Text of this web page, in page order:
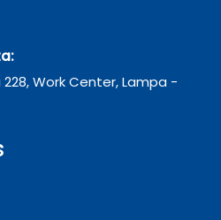
228, Work Center, Lampa -